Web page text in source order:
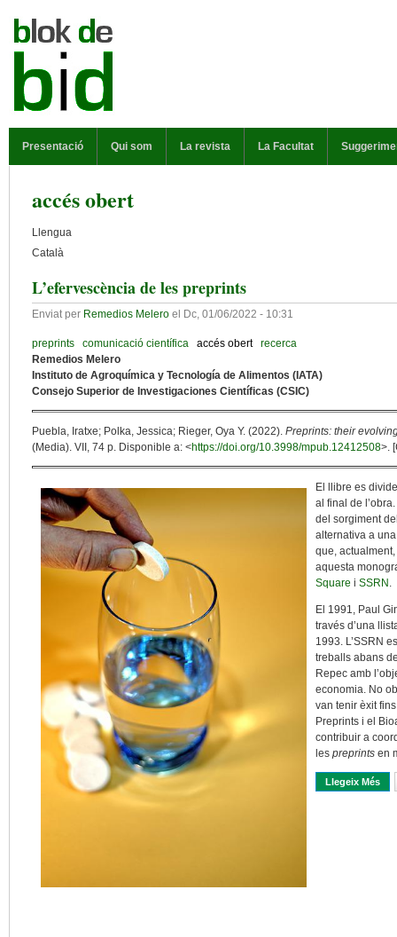
Presentació Qui som La revista La Facultat
accés obert
Llengua
Català
L’efervescència de les preprints
Enviat per Remedios Melero el Dc, 01/06/2022 - 10:31
preprints comunicació científica accés obert
recerca
Remedios Melero
Instituto de Agroquímica y Tecnología de Alimentos (IATA)
Consejo Superior de Investigaciones Científicas (CSIC)
Puebla, Iratxe; Polka, Jessica; Rieger, Oya Y. (2022). Preprints: their
(Media). VII, 74 p. Disponible a: <https://doi.org/10.3998/mpub.12412508>.
El llibre es
al final de
del sorgiment
alternativa a
que,
aquesta
Square i SSRN .
El 1991, Paul
través d’una
1993. L’SSRN
treballs abans
Repec amb
economia. No
van tenir èxit
Preprints i el
contribuir a
les preprints en
Llegeix Més